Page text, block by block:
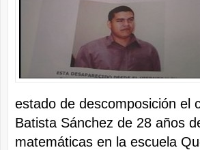
estado de descomposición el
Batista Sánchez de 28 años
matemáticas en la escuela